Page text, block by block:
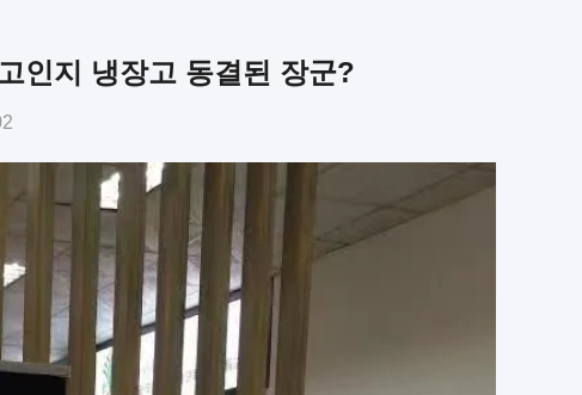
인지 냉장고 동결된 장군?